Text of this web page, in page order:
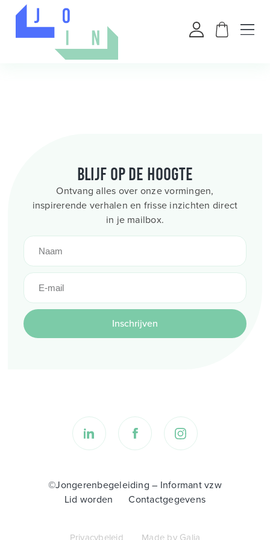
Blijf op de hoogte
Ontvang alles over onze vormingen,
inspirerende verhalen en frisse inzichten direct
in je mailbox.
Inschrijven
©Jongerenbegeleiding – Informant vzw
Lid worden
Contactgegevens